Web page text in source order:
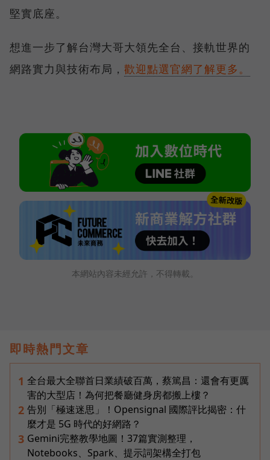
堅實底座。
想進一步了解台灣大哥大領先全台、接軌世界的
網路實力與技術布局， 歡迎點選官網了解更多。
本網站內容未經允許，不得轉載。
即時熱門文章
1 全台最大全聯首日業績破百萬，蔡篤昌：還會有更厲
害的大型店！為何把餐廳健身房都搬上樓？
2 告別「極速迷思」！Opensignal 國際評比揭密：什
麼才是 5G 時代的好網路？
3 Gemini完整教學地圖！37篇實測整理，
Notebooks、Spark、提示詞架構全打包